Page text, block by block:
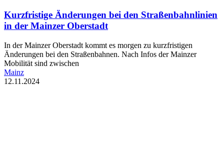
Kurzfristige Änderungen bei den Straßenbahnlinien
in der Mainzer Oberstadt
In der Mainzer Oberstadt kommt es morgen zu kurzfristigen
Änderungen bei den Straßenbahnen. Nach Infos der Mainzer
Mobilität sind zwischen
Mainz
12.11.2024